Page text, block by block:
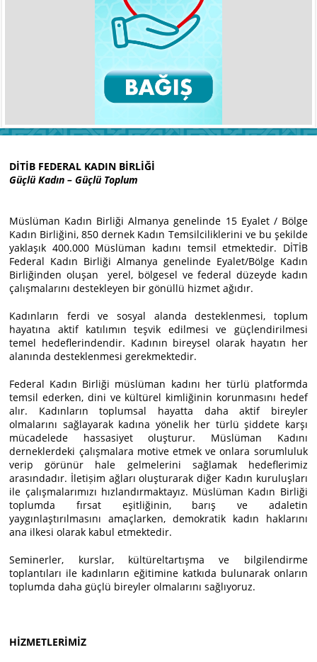
DİTİB FEDERAL KADIN BİRLİĞİ
Güçlü Kadın – Güçlü Toplum
Müslüman Kadın Birliği Almanya genelinde 15 Eyalet / Bölge
Kadın Birliğini, 850 dernek Kadın Temsilciliklerini ve bu şekilde
yaklaşık 400.000 Müslüman kadını temsil etmektedir. DİTİB
Federal Kadın Birliği Almanya genelinde Eyalet/Bölge Kadın
Birliğinden oluşan yerel, bölgesel ve federal düzeyde kadın
çalışmalarını destekleyen bir gönüllü hizmet ağıdır.
Kadınların ferdi ve sosyal alanda desteklenmesi, toplum
hayatına aktif katılımın teşvik edilmesi ve güçlendirilmesi
temel hedeﬂerindendir. Kadının bireysel olarak hayatın her
alanında desteklenmesi gerekmektedir.
Federal Kadın Birliği müslüman kadını her türlü platformda
temsil ederken, dini ve kültürel kimliğinin korunmasını hedef
alır. Kadınların toplumsal hayatta daha aktif bireyler
olmalarını sağlayarak kadına yönelik her türlü şiddete karşı
mücadelede hassasiyet oluşturur. Müslüman Kadını
derneklerdeki çalışmalara motive etmek ve onlara sorumluluk
verip görünür hale gelmelerini sağlamak hedeﬂerimiz
arasındadır. İletișim ağları oluşturarak diğer Kadın kuruluşları
ile çalışmalarımızı hızlandırmaktayız. Müslüman Kadın Birliği
toplumda fırsat eşitliğinin, barış ve adaletin
yaygınlaştırılmasını amaçlarken, demokratik kadın haklarını
ana ilkesi olarak kabul etmektedir.
Seminerler, kurslar, kültüreltartışma ve bilgilendirme
toplantıları ile kadınların eğitimine katkıda bulunarak onların
toplumda daha güçlü bireyler olmalarını sağlıyoruz.
HİZMETLERİMİZ